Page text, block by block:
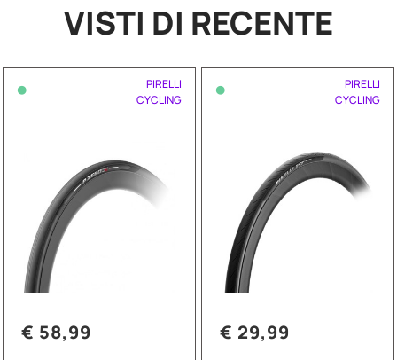
VISTI DI RECENTE
•
PIRELLI
CYCLING
€ 58,99
•
PIRELLI
CYCLING
€ 29,99